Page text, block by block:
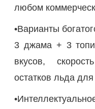
любом
•Варианты
3 джама + 3
вкусов,
остатков льда